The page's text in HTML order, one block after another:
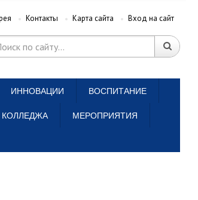
Контакты Карта сайта Вход на сайт
ИННОВАЦИИ ВОСПИТАНИЕ
КОЛЛЕДЖА МЕРОПРИЯТИЯ